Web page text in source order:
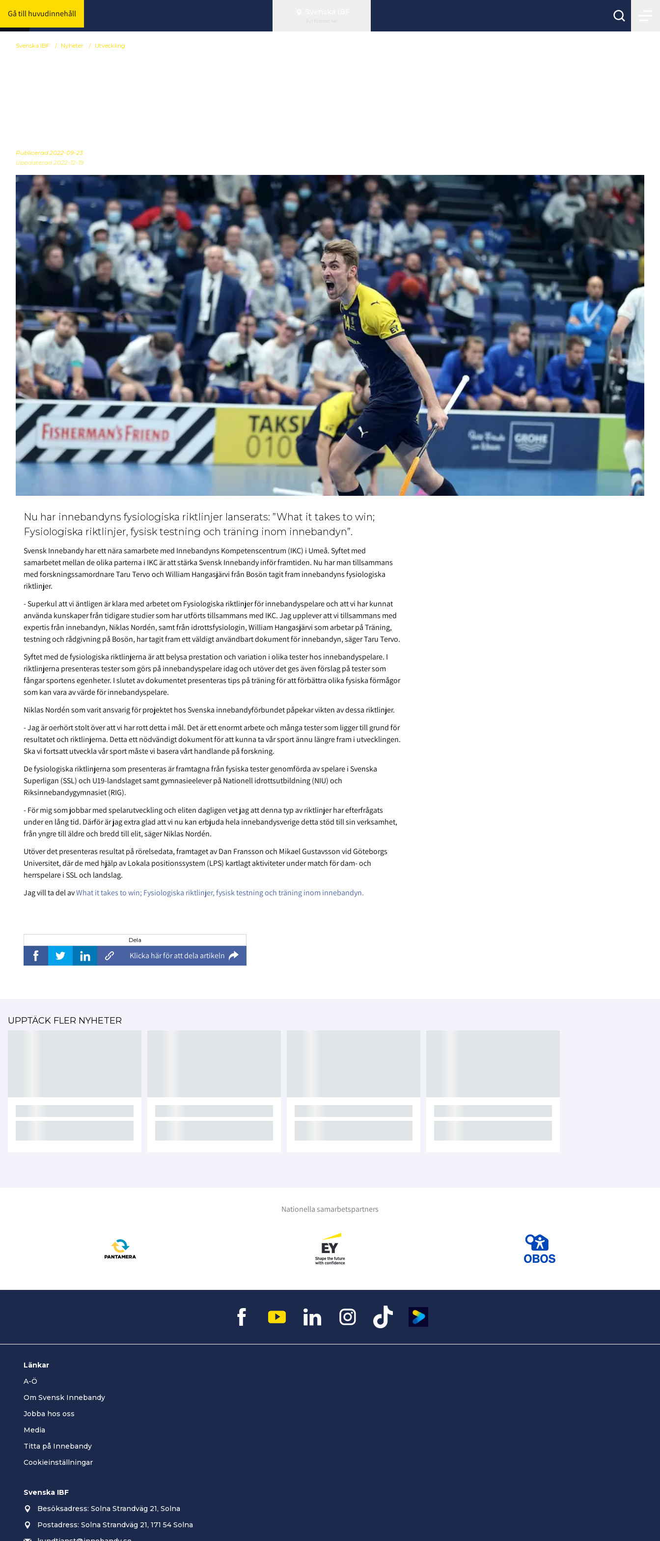
Gå till huvudinnehåll
Byt förbund här
Svenska IBF / Nyheter / Utveckling
Publicerad 2022-09-23
Uppdaterad 2022-12-19
Nu har innebandyns fysiologiska riktlinjer lanserats: ”What it takes to win;
Fysiologiska riktlinjer, fysisk testning och träning inom innebandyn”.
Svensk Innebandy har ett nära samarbete med Innebandyns Kompetenscentrum (IKC) i Umeå. Syftet med
samarbetet mellan de olika parterna i IKC är att stärka Svensk Innebandy inför framtiden. Nu har man tillsammans
med forskningssamordnare Taru Tervo och William Hangasjärvi från Bosön tagit fram innebandyns fysiologiska
riktlinjer.
- Superkul att vi äntligen är klara med arbetet om Fysiologiska riktlinjer för innebandyspelare och att vi har kunnat
använda kunskaper från tidigare studier som har utförts tillsammans med IKC. Jag upplever att vi tillsammans med
expertis från innebandyn, Niklas Nordén, samt från idrottsfysiologin, William Hangasjärvi som arbetar på Träning,
testning och rådgivning på Bosön, har tagit fram ett väldigt användbart dokument för innebandyn, säger Taru Tervo.
Syftet med de fysiologiska riktlinjerna är att belysa prestation och variation i olika tester hos innebandyspelare. I
riktlinjerna presenteras tester som görs på innebandyspelare idag och utöver det ges även förslag på tester som
fångar sportens egenheter. I slutet av dokumentet presenteras tips på träning för att förbättra olika fysiska förmågor
som kan vara av värde för innebandyspelare.
Niklas Nordén som varit ansvarig för projektet hos Svenska innebandyförbundet påpekar vikten av dessa riktlinjer.
- Jag är oerhört stolt över att vi har rott detta i mål. Det är ett enormt arbete och många tester som ligger till grund för
resultatet och riktlinjerna. Detta ett nödvändigt dokument för att kunna ta vår sport ännu längre fram i utvecklingen.
Ska vi fortsatt utveckla vår sport måste vi basera vårt handlande på forskning.
De fysiologiska riktlinjerna som presenteras är framtagna från fysiska tester genomförda av spelare i Svenska
Superligan (SSL) och U19-landslaget samt gymnasieelever på Nationell idrottsutbildning (NIU) och
Riksinnebandygymnasiet (RIG).
- För mig som jobbar med spelarutveckling och eliten dagligen vet jag att denna typ av riktlinjer har efterfrågats
under en lång tid. Därför är jag extra glad att vi nu kan erbjuda hela innebandysverige detta stöd till sin verksamhet,
från yngre till äldre och bredd till elit, säger Niklas Nordén.
Utöver det presenteras resultat på rörelsedata, framtaget av Dan Fransson och Mikael Gustavsson vid Göteborgs
Universitet, där de med hjälp av Lokala positionssystem (LPS) kartlagt aktiviteter under match för dam- och
herrspelare i SSL och landslag.
Jag vill ta del avWhat it takes to win; Fysiologiska riktlinjer, fysisk testning och träning inom innebandyn.
Dela
Klicka här för att dela artikeln
UPPTÄCK FLER NYHETER
Nationella samarbetspartners
Länkar
A-Ö
Om Svensk Innebandy
Jobba hos oss
Media
Titta på Innebandy
Cookieinställningar
Svenska IBF
Besöksadress: Solna Strandväg 21, Solna
Postadress: Solna Strandväg 21, 171 54 Solna